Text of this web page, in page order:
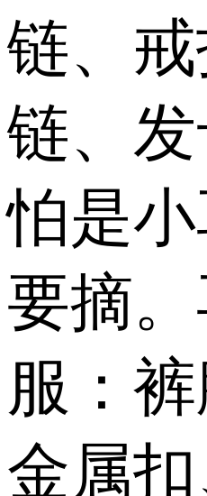
链、
链、
怕是
要摘
服：
金属